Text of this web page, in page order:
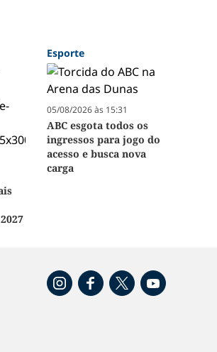
Esporte
05/08/2026 às 15:31
ABC esgota todos os
ingressos para jogo do
acesso e busca nova
carga